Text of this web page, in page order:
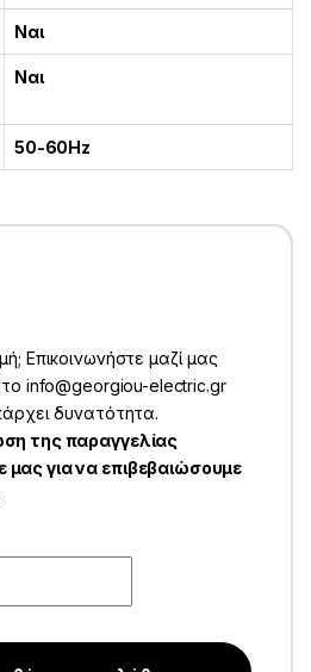
Ναι
Ναι
50-60Hz
Επικοινωνήστε μαζί μας
info@georgiou-electric.gr
δυνατότητα.
της παραγγελίας
για να επιβεβαιώσουμε